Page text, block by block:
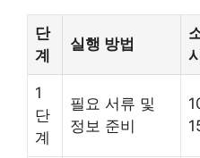
단
계
실행 방법
1
단
계
필요 서류 및
정보 준비